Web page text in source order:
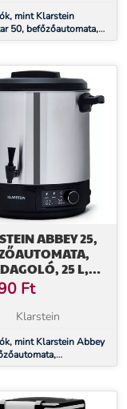
mint Klarstein
50, befőzőautomata,
50 l, 100 °C, 120
ABBEY 25,
25 L,
180 PERC,
ACÉL
Ft
Klarstein
mint Klarstein Abbey
25 l, 100 °C, 180